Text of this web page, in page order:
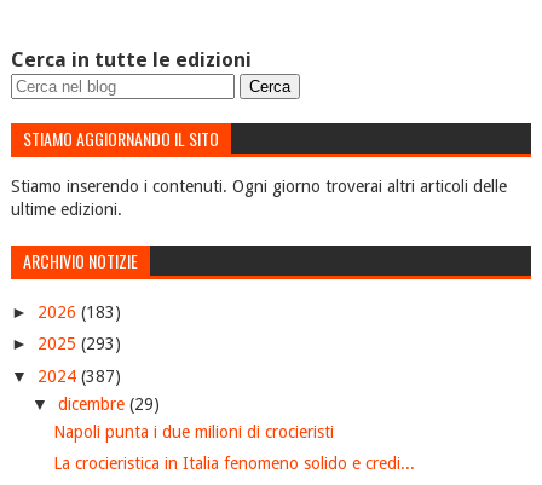
Cerca in tutte le edizioni
STIAMO AGGIORNANDO IL SITO
Stiamo inserendo i contenuti. Ogni giorno troverai altri articoli delle
ultime edizioni.
ARCHIVIO NOTIZIE
► 2026 (183)
► 2025 (293)
▼ 2024 (387)
▼ dicembre (29)
Napoli punta i due milioni di crocieristi
La crocieristica in Italia fenomeno solido e credi...